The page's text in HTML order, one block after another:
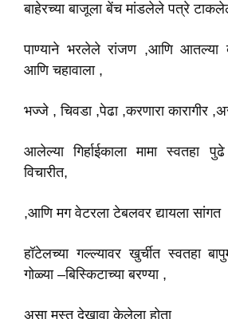
बाहेरच्या बाजूला बेंच मांडलेले पत्रे
पाण्याने भरलेले रांजण ,आणि आतल्या
आणि चहावाला ,
भज्जे , चिवडा ,पेढा ,करणारा कारागीर
आलेल्या गिर्हाईकाला मामा स्वतहा
विचारीत,
,आणि मग वेटरला टेबलवर द्यायला सांगत
हॉटेलच्या गल्ल्यावर खुर्चीत स्वतहा
गोळ्या –बिस्किटाच्या बरण्या ,
असा मस्त देखावा केलेला होता